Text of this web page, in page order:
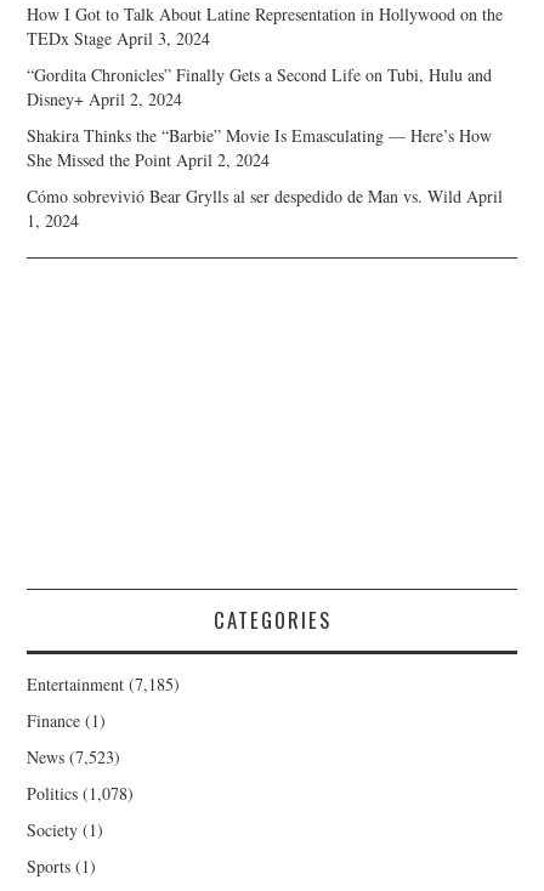
How I Got to Talk About Latine Representation in Hollywood on the
TEDx Stage April 3, 2024
“Gordita Chronicles” Finally Gets a Second Life on Tubi, Hulu and
Disney+ April 2, 2024
Shakira Thinks the “Barbie” Movie Is Emasculating — Here’s How
She Missed the Point April 2, 2024
Cómo sobrevivió Bear Grylls al ser despedido de Man vs. Wild April
1, 2024
CATEGORIES
Entertainment (7,185)
Finance (1)
News (7,523)
Politics (1,078)
Society (1)
Sports (1)